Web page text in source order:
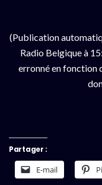
(Publication
Radio Belgique à
erronné en fonction
Partager :
E-mail